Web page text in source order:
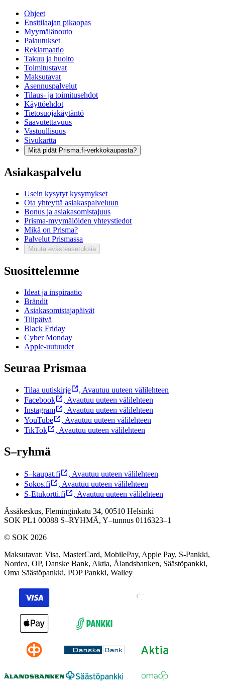
Ohjeet
Ensitilaajan pikaopas
Myymälänouto
Palautukset
Reklamaatio
Takuu ja huolto
Toimitustavat
Maksutavat
Asennuspalvelut
Tilaus- ja toimitusehdot
Käyttöehdot
Tietosuojakäytäntö
Saavutettavuus
Vastuullisuus
Sivukartta
Mitä pidät Prisma.fi-verkkokaupasta?
Asiakaspalvelu
Usein kysytyt kysymykset
Ota yhteyttä asiakaspalveluun
Bonus ja asiakasomistajuus
Prisma-myymälöiden yhteystiedot
Mikä on Prisma?
Palvelut Prismassa
Muuta evästeasetuksia
Suosittelemme
Ideat ja inspiraatio
Brändit
Asiakasomistajapäivät
Tilipäivä
Black Friday
Cyber Monday
Apple-uutuudet
Seuraa Prismaa
Tilaa uutiskirje , Avautuu uuteen välilehteen
Facebook
, Avautuu uuteen välilehteen
Instagram
, Avautuu uuteen välilehteen
YouTube
, Avautuu uuteen välilehteen
TikTok
, Avautuu uuteen välilehteen
S–ryhmä
S–kaupat.fi , Avautuu uuteen välilehteen
Sokos.fi
, Avautuu uuteen välilehteen
S-Etukortti.fi
, Avautuu uuteen välilehteen
Ässäkeskus, Fleminginkatu 34, 00510 Helsinki
SOK PL1 00088 S–RYHMÄ, Y–tunnus 0116323–1
© SOK 2026
Maksutavat: Visa, MasterCard, MobilePay, Apple Pay, S-Pankki,
Nordea, OP, Danske Bank, Aktia, Ålandsbanken, Säästöpankki,
Oma Säästöpankki, POP Pankki, Walley